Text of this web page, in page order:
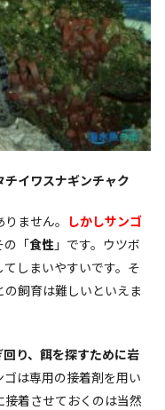
イワスナギンチャク
ません。 しかしサンゴ
の「食性 」です。ウツボ
しまいやすいです。そ
飼育は難しいといえま
り、餌を探すために岩
ゴは専用の接着剤を用い
着させておくのは当然